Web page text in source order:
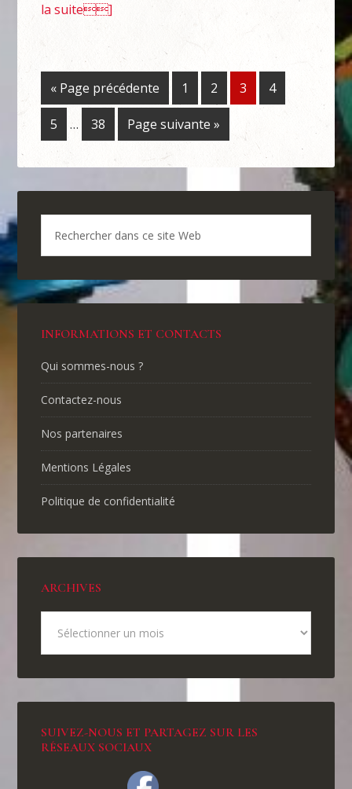
la suite]
« Page précédente 1 2 3 4
5 … 38 Page suivante »
INFORMATIONS ET CONTACTS
Qui sommes-nous ?
Contactez-nous
Nos partenaires
Mentions Légales
Politique de confidentialité
ARCHIVES
SUIVEZ-NOUS ET PARTAGEZ SUR LES
RÉSEAUX SOCIAUX